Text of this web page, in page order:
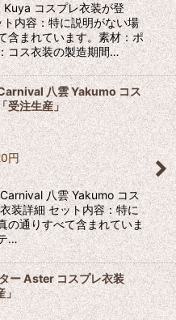
コスプレ衣装が登
内容：特に説明がない場
含まれています。素材：ポ
コス衣装の製造期間…
八雲 Yakumo コス
受注生産」
円
八雲 Yakumo コス
装詳細 セット内容：特に
の通りすべて含まれていま
…
ー Aster コスプレ衣装
」